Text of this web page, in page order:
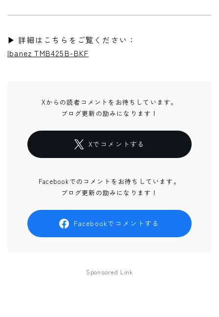
▶ 詳細はこちらをご覧ください：
Ibanez TMB425B-BKF
Xからの読者コメントをお待ちしています。
ブログ更新の励みになります！
Xでコメントする
Facebookでのコメントをお待ちしています。
ブログ更新の励みになります！
Facebookでコメントする
Sponsored Link